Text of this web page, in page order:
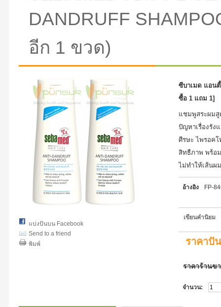
DANDRUFF
อีก 1 ขวด)
แบ่งปันบน Facebook
Send to a friend
พิมพ์
ซีบาเมด แอน
ซื้อ 1 แถม 1]
แชมพูสระผม
ปัญหาเรื่องรัง
ศีรษะ ไพรอค
สิทธืภาพ พร้อ
ไม่ทำให้เส้นผ
อ้างอิง FP-
เขียนคำนิยม
ราคาปั
ราคาร้านข
จำนวน: